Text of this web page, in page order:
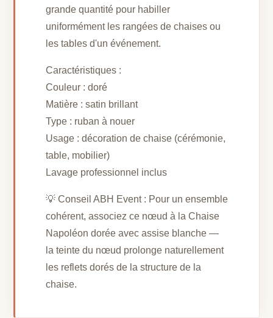
grande quantité pour habiller
uniformément les rangées de chaises ou
les tables d'un événement.
Caractéristiques :
Couleur : doré
Matière : satin brillant
Type : ruban à nouer
Usage : décoration de chaise (cérémonie,
table, mobilier)
Lavage professionnel inclus
💡 Conseil ABH Event : Pour un ensemble
cohérent, associez ce nœud à la Chaise
Napoléon dorée avec assise blanche —
la teinte du nœud prolonge naturellement
les reflets dorés de la structure de la
chaise.